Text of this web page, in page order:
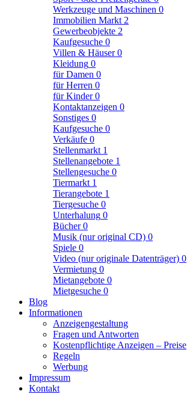
Werkzeuge und Maschinen 0
Immobilien Markt 2
Gewerbeobjekte 2
Kaufgesuche 0
Villen & Häuser0
Kleidung 0
für Damen 0
für Herren 0
für Kinder0
Kontaktanzeigen 0
Sonstiges 0
Kaufgesuche 0
Verkäufe 0
Stellenmarkt 1
Stellenangebote 1
Stellengesuche 0
Tiermarkt 1
Tierangebote 1
Tiergesuche 0
Unterhalung 0
Bücher0
Musik (nur original CD) 0
Spiele 0
Video (nur originale Datenträger) 0
Vermietung 0
Mietangebote 0
Mietgesuche 0
Blog
Informationen
Anzeigengestaltung
Fragen und Antworten
Kostenpflichtige Anzeigen – Preise
Regeln
Werbung
Impressum
Kontakt